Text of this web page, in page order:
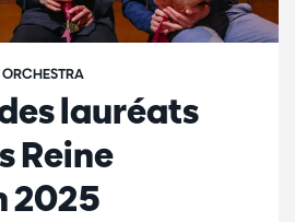
lauréats
Reine
2025